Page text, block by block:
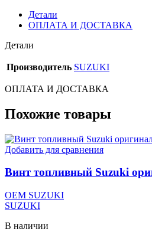
Детали
ОПЛАТА И ДОСТАВКА
Детали
Производитель SUZUKI
ОПЛАТА И ДОСТАВКА
Похожие товары
Добавить для сравнения
Винт топливный Suzuki
OEM SUZUKI
SUZUKI
В наличии